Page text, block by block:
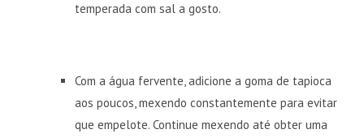
temperada com sal a gosto.
Com a água fervente, adicione a goma de tapioca
aos poucos, mexendo constantemente para evitar
que empelote. Continue mexendo até obter uma